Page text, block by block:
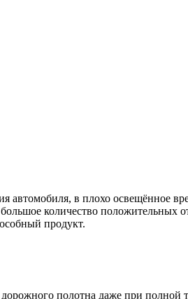
в плохо освещённое
количество положительных
продукт.
дорожного полотна даже при полной